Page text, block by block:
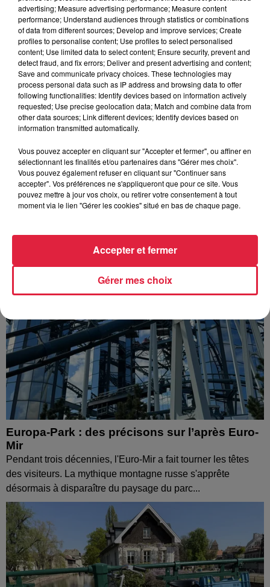
4 août 2026
Vélos d'occasion en Alsace : les
meilleures adresses pour rouler à...
4 août 2026
Bischheim : disparition d’une
adolescente de 16 ans
À découvrir également
Europa-Park : des précisons sur l’après Euro-
Mir
Pendant trois décennies, l'Euro-Mir a fait tourner les têtes
des visiteurs. La mythique montagne russe s'apprête
désormais à disparaître du paysage du parc...
advertising; Measure advertising performance; Measure content
performance; Understand audiences through statistics or combinations
of data from different sources; Develop and improve services; Create
profiles to personalise content; Use profiles to select personalised
content; Use limited data to select content; Ensure security, prevent and
detect fraud, and fix errors; Deliver and present advertising and content;
Save and communicate privacy choices. These technologies may
process personal data such as IP address and browsing data to offer
following functionalities: Identify devices based on information actively
requested; Use precise geolocation data; Match and combine data from
other data sources; Link different devices; Identify devices based on
information transmitted automatically.
Vous pouvez accepter en cliquant sur "Accepter et fermer", ou affiner en
sélectionnant les finalités et/ou partenaires dans "Gérer mes choix".
Vous pouvez également refuser en cliquant sur "Continuer sans
accepter". Vos préférences ne s'appliqueront que pour ce site. Vous
pouvez mettre à jour vos choix, ou retirer votre consentement à tout
moment via le lien "Gérer les cookies" situé en bas de chaque page.
Gérer mes choix
Accepter et fermer